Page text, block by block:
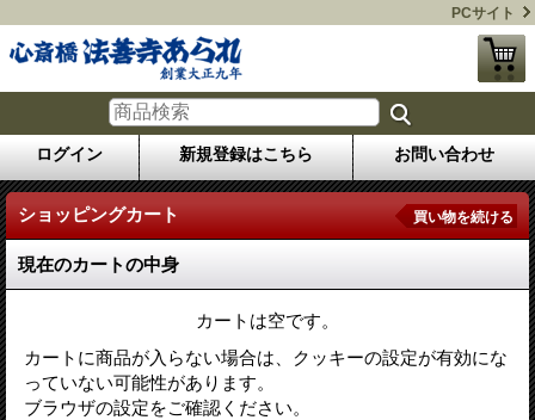
PCサイト
ログイン 新規登録はこちら お問い合わせ
ショッピングカート 買い物を続ける
現在のカートの中身
カートは空です。
カートに商品が入らない場合は、クッキーの設定が有効にな
っていない可能性があります。
ブラウザの設定をご確認ください。